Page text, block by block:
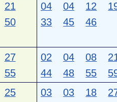
21
50
04 04 12
33
45 46
27
55
02 04 08
44
48 55
25
03 03 18